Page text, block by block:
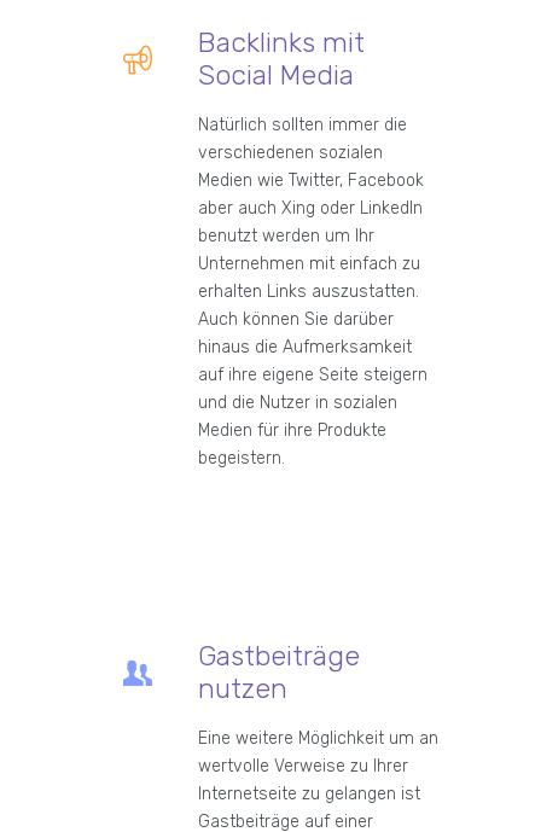
Backlinks mit
Social Media
Natürlich sollten immer die
verschiedenen sozialen
Medien wie Twitter, Facebook
aber auch Xing oder LinkedIn
benutzt werden um Ihr
Unternehmen mit einfach zu
erhalten Links auszustatten.
Auch können Sie darüber
hinaus die Aufmerksamkeit
auf ihre eigene Seite steigern
und die Nutzer in sozialen
Medien für ihre Produkte
begeistern.
Gastbeiträge
nutzen
Eine weitere Möglichkeit um an
wertvolle Verweise zu Ihrer
Internetseite zu gelangen ist
Gastbeiträge auf einer